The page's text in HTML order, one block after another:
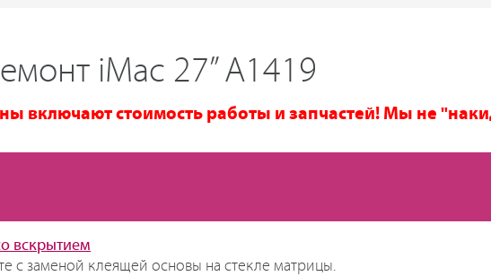
iMac 27” A1419
включают стоимость работы и запчастей! Мы не
вскрытием
с заменой клеящей основы на стекле матрицы.